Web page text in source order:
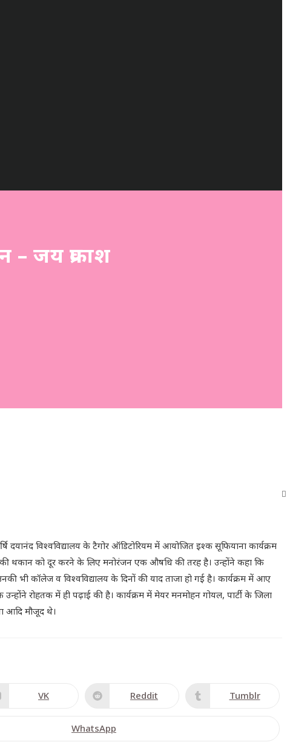
जय प्रकाश
विश्वविद्यालय के टैगोर ऑडिटोरियम में आयोजित इश्क सूफियाना कार्यक्रम
थकान को दूर करने के लिए मनोरंजन एक औषधि की तरह है। उन्होंने कहा कि
भी कॉलेज व विश्वविद्यालय के दिनों की याद ताजा हो गई है। कार्यक्रम में आए
रोहतक में ही पढ़ाई की है। कार्यक्रम में मेयर मनमोहन गोयल, पार्टी के जिला
आदि मौजूद थे।
VK Reddit Tumblr
WhatsApp